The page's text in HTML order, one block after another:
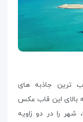
ترین جاذبه های
بالای این قاب عکس
شهر را در دو زاویه